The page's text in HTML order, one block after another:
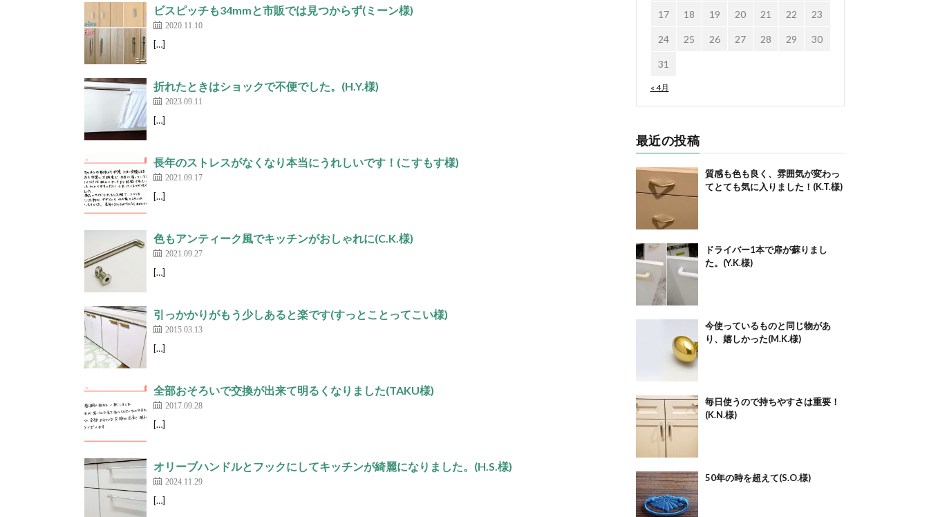
ビスピッチも34mmと市販では見つからず(ミーン様)
2020.11.10
[…]
折れたときはショックで不便でした。(H.Y.様)
2023.09.11
[…]
長年のストレスがなくなり本当にうれしいです！(こすもす様)
2021.09.17
[…]
色もアンティーク風でキッチンがおしゃれに(C.K.様)
2021.09.27
[…]
引っかかりがもう少しあると楽です(すっとことってこい様)
2015.03.13
[…]
全部おそろいで交換が出来て明るくなりました(TAKU様)
2017.09.28
[…]
オリーブハンドルとフックにしてキッチンが綺麗になりました。(H.S.様)
2024.11.29
[…]
« 4月
17 18 19 20 21 22 23
24 25 26 27 28 29 30
31
最近の投稿
質感も色も良く、雰囲気が変わっ
てとても気に入りました！(K.T.様)
ドライバー1本で扉が蘇りまし
た。(Y.K.様)
今使っているものと同じ物があ
り、嬉しかった(M.K.様)
毎日使うので持ちやすさは重要！
(K.N.様)
50年の時を超えて(S.O.様)